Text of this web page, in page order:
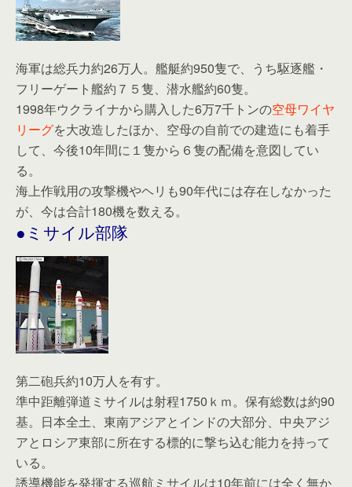
海軍は総兵力約26万人。艦艇約950隻で、うち駆逐艦・
フリーゲート艦約７５隻、潜水艦約60隻。
1998年ウクライナから購入した6万7千トンの空母ワイヤ
リーグを大改造したほか、空母の自前での建造にも着手
して、今後10年間に１隻から６隻の配備を意図してい
る。
海上作戦用の攻撃機やヘリも90年代には存在しなかった
が、今は合計180機を数える。
●ミサイル部隊
第二砲兵約10万人を有す。
準中距離弾道ミサイルは射程1750ｋｍ。保有総数は約90
基。日本全土、東南アジアとインドの大部分、中央アジ
アとロシア東部に所在する標的に撃ち込む能力を持って
いる。
誘導機能を発揮する巡航ミサイルは10年前には全く無か